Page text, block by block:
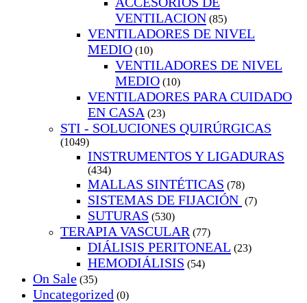
VENTILACION (85)
VENTILADORES DE NIVEL
MEDIO (10)
VENTILADORES DE NIVEL
MEDIO (10)
VENTILADORES PARA CUIDADO
EN CASA (23)
STI - SOLUCIONES QUIRÚRGICAS
(1049)
INSTRUMENTOS Y LIGADURAS
(434)
MALLAS SINTÉTICAS (78)
SISTEMAS DE FIJACIÓN (7)
SUTURAS (530)
TERAPIA VASCULAR (77)
DIÁLISIS PERITONEAL (23)
HEMODIÁLISIS (54)
On Sale (35)
Uncategorized (0)